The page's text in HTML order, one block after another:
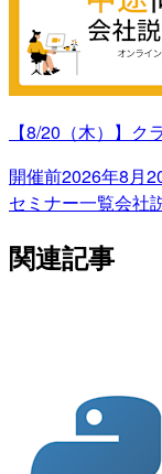
【8/20（木）】
開催前2026年8月
セミナー一覧会社
関連記事